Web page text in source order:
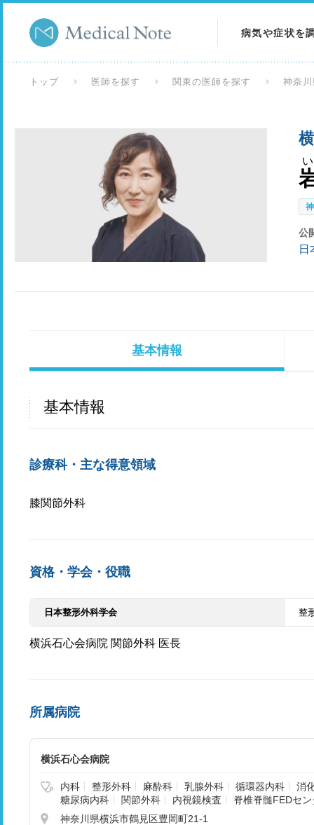
病気や症状を
検査を調べる
トップ 医師を探す 関東の医師を探す 神奈
公
日
基本情報
基本情報
診療科・主な得意領域
膝関節外科
資格・学会・役職
日本整形外科学会 整
横浜石心会病院 関節外科 医長
所属病院
横浜石心会病院
内科 整形外科 麻酔科 乳腺外科 循環器内科
消
糖尿病内科
関節外科 内視鏡検査
脊椎脊髄FEDセ
神奈川県横浜市鶴見区豊岡町21-1